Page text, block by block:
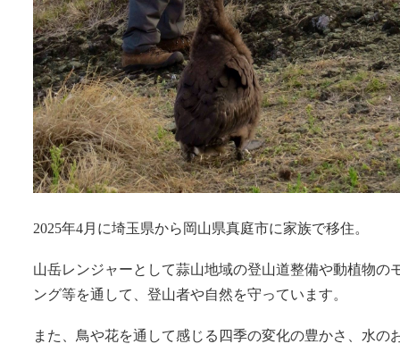
2025年4月に埼玉県から岡山県真庭市に家族で移住。
山岳レンジャーとして蒜山地域の登山道整備や動植物の
ング等を通して、登山者や自然を守っています。
また、鳥や花を通して感じる四季の変化の豊かさ、水の